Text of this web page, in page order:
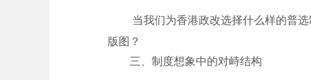
当我们为香港政改选择什么样的普
版图？
三、制度想象中的对峙结构